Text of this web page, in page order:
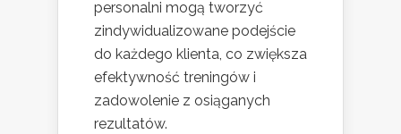
personalni mogą tworzyć
zindywidualizowane podejście
do każdego klienta, co zwiększa
efektywność treningów i
zadowolenie z osiąganych
rezultatów.